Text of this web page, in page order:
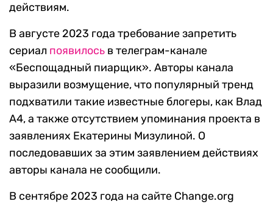
действиям.
В августе 2023 года требование запретить
сериал появилось в телеграм-канале
«Беспощадный пиарщик». Авторы канала
выразили возмущение, что популярный тренд
подхватили такие известные блогеры, как Влад
А4, а также отсутствием упоминания проекта в
заявлениях Екатерины Мизулиной. О
последовавших за этим заявлением действиях
авторы канала не сообщили.
В сентябре 2023 года на сайте Change.org